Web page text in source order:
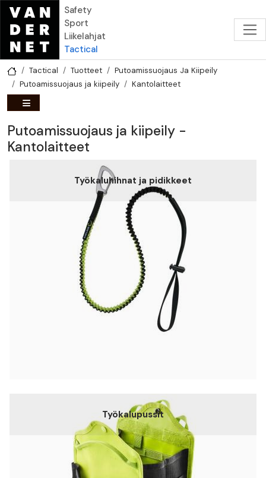
Hyppää pääsisältöön
Safety
Sport
Liikelahjat
Tactical
Tactical Tuotteet
Putoamissuojaus Ja Kiipeily
Putoamissuojaus ja kiipeily
Kantolaitteet
Putoamissuojaus ja kiipeily -
Kantolaitteet
Työkaluhihnat ja pidikkeet
Työkalupussit